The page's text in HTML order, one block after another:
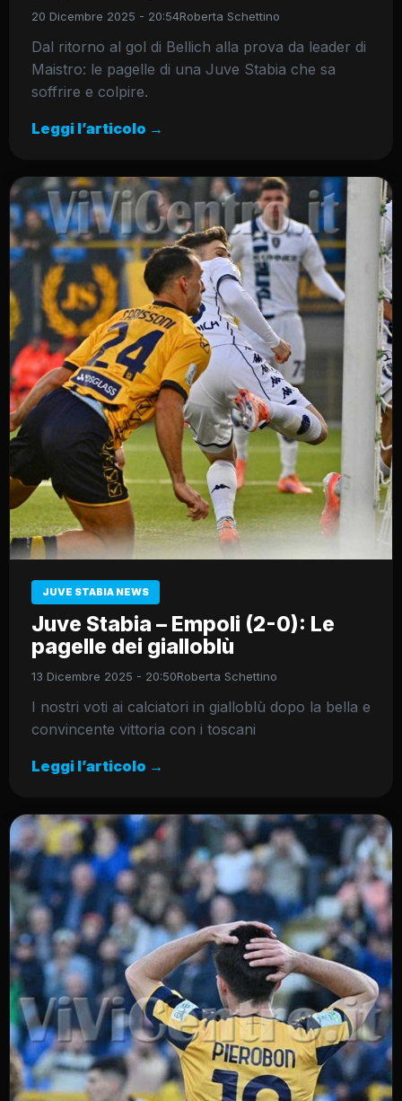
20 Dicembre 2025 - 20:54Roberta Schettino
Dal ritorno al gol di Bellich alla prova da leader di
Maistro: le pagelle di una Juve Stabia che sa
soffrire e colpire.
Leggi l’articolo →
JUVE STABIA NEWS
Juve Stabia – Empoli (2-0): Le
pagelle dei gialloblù
13 Dicembre 2025 - 20:50Roberta Schettino
I nostri voti ai calciatori in gialloblù dopo la bella e
convincente vittoria con i toscani
Leggi l’articolo →